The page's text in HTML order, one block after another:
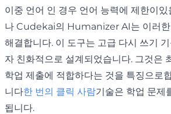
이중 언어 인 경우 언어 능력에 제한이있
나 Cudekai의 Humanizer AI는 이러한
해결합니다. 이 도구는 고급 다시 쓰기
자 친화적으로 설계되었습니다. 그것은
학업 제출에 적합하다는 것을 특징으로
니다한 번의 클릭 사람기술은 학업 문제
됩니다.